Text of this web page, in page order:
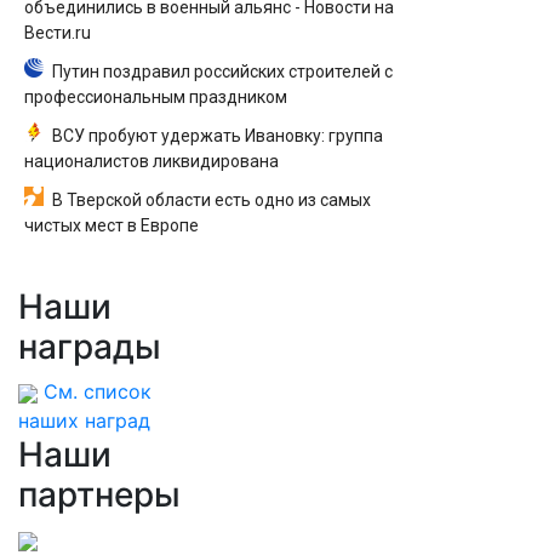
объединились в военный альянс - Новости на
Вести.ru
Путин поздравил российских строителей с
профессиональным праздником
ВСУ пробуют удержать Ивановку: группа
националистов ликвидирована
В Тверской области есть одно из самых
чистых мест в Европе
Наши
награды
См. список
наших наград
Наши
партнеры